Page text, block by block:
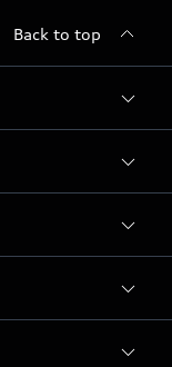
Back to top